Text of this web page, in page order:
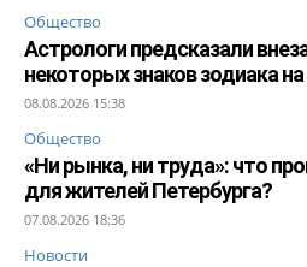
Общество
Астрологи предсказали
некоторых знаков зодиака
08.08.2026 15:38
Общество
«Ни рынка, ни труда»: что
для жителей Петербурга?
07.08.2026 18:36
Новости